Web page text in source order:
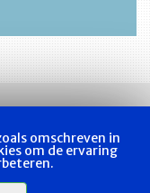
Bladen
omschreven in
om de ervaring